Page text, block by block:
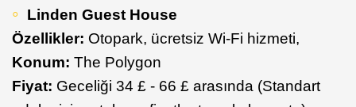
Linden Guest House
Özellikler: Otopark, ücretsiz Wi-Fi hizmeti,
Konum: The Polygon
Fiyat: Geceliği 34 £ - 66 £ arasında (Standart